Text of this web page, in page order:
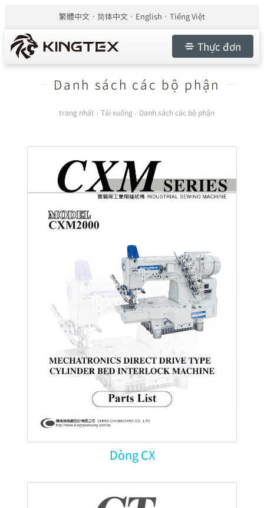
繁體中文 简体中文 English Tiếng Việt
Thực đơn
Danh sách các bộ phận
trang nhất / Tải xuống / Danh sách các bộ phận
Dòng CX